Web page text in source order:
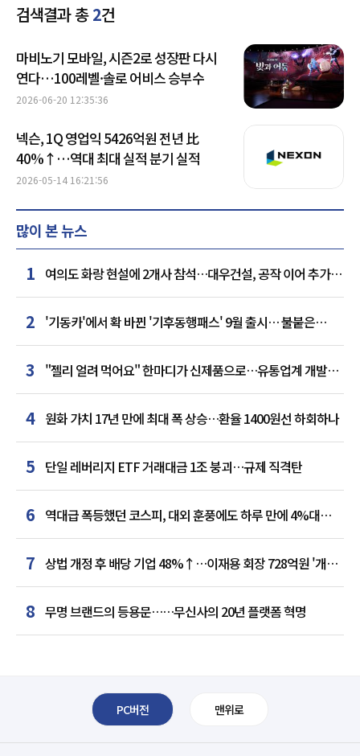
검색결과 총2건
마비노기 모바일, 시즌2로 성장판 다시
연다…100레벨·솔로 어비스 승부수
2026-06-20 12:35:36
넥슨, 1Q 영업익 5426억원 전년 比
40%↑…역대 최대 실적 분기 실적
2026-05-14 16:21:56
많이 본 뉴스
1 여의도 화랑 현설에 2개사 참석…대우건설, 공작 이어 추가
거점 확보하나
2 '기동카'에서 확 바뀐 '기후동행패스' 9월 출시… 불붙은
카드사 경쟁
3
"젤리 얼려 먹어요" 한마디가 신제품으로…유통업계 개발실
된 SNS
4 원화 가치 17년 만에 최대 폭 상승…환율 1400원선 하회하나
5 단일 레버리지 ETF 거래대금 1조 붕괴…규제 직격탄
6 역대급 폭등했던 코스피, 대외 훈풍에도 하루 만에 4%대
급락
7 상법 개정 후 배당 기업 48%↑…이재용 회장 728억원 '개인
최다'
8 무명 브랜드의 등용문……무신사의 20년 플랫폼 혁명
PC버전 맨위로